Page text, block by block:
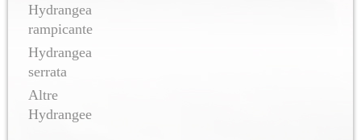
Hydrangea
rampicante
Hydrangea
serrata
Altre
Hydrangee